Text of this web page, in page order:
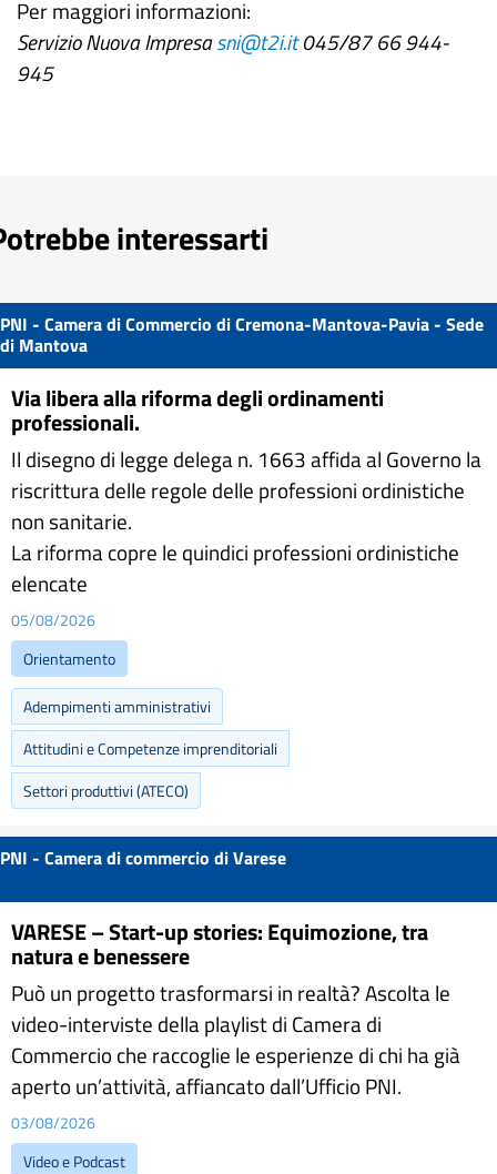
Per maggiori informazioni:
Servizio Nuova Impresasni@t2i.it045/87 66 944-
945
interessarti
PNI - Camera di Commercio di Cremona-Mantova-Pavia - Sede
di Mantova
Via libera alla riforma degli ordinamenti
professionali.
Il disegno di legge delega n. 1663 affida al Governo la
riscrittura delle regole delle professioni ordinistiche
non sanitarie.
La riforma copre le quindici professioni ordinistiche
elencate
05/08/2026
Orientamento
Adempimenti amministrativi
Attitudini e Competenze imprenditoriali
Settori produttivi (ATECO)
PNI - Camera di commercio di Varese
VARESE – Start-up stories: Equimozione, tra
natura e benessere
Può un progetto trasformarsi in realtà? Ascolta le
video-interviste della playlist di Camera di
Commercio che raccoglie le esperienze di chi ha già
aperto un’attività, affiancato dall’Ufficio PNI.
03/08/2026
Video e Podcast